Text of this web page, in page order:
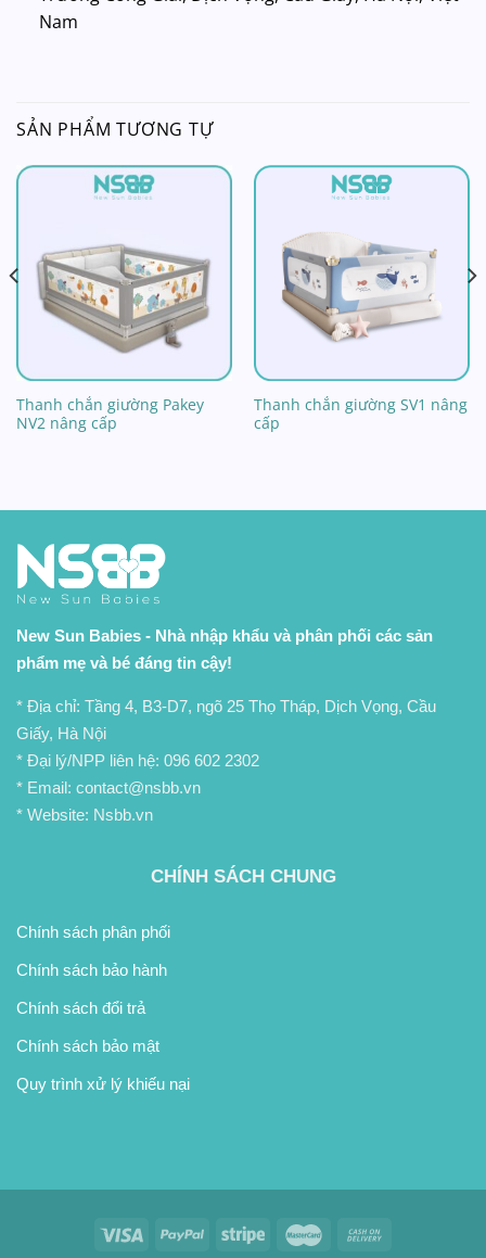
Nam
SẢN PHẨM TƯƠNG TỰ
Thanh chắn giường Pakey
NV2 nâng cấp
Thanh chắn giường SV1 nâng
cấp
New Sun Babies - Nhà nhập khẩu và phân phối các sản
phẩm mẹ và bé đáng tin cậy!
* Địa chỉ: Tầng 4, B3-D7, ngõ 25 Thọ Tháp, Dịch Vọng, Cầu
Giấy, Hà Nội
* Đại lý/NPP liên hệ: 096 602 2302
* Email: contact@nsbb.vn
* Website: Nsbb.vn
CHÍNH SÁCH CHUNG
Chính sách phân phối
Chính sách bảo hành
Chính sách đổi trả
Chính sách bảo mật
Quy trình xử lý khiếu nại